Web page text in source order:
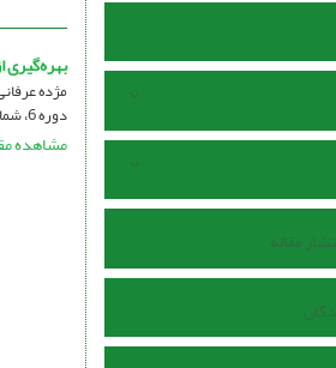
مقاله
مژده
دوره 6، شماره 2، دی 1397، صفحه
مشاهده